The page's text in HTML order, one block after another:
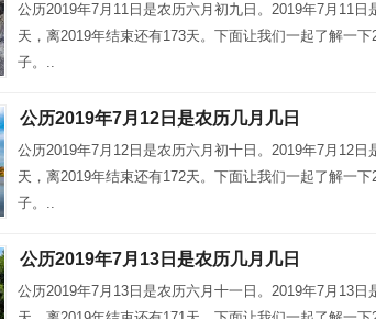
公历2019年7月11日是农历六月初九日。2019年7月11日
天，离2019年结束还有173天。下面让我们一起了解一下
子。..
公历2019年7月12日是农历几月几日
公历2019年7月12日是农历六月初十日。2019年7月12日
天，离2019年结束还有172天。下面让我们一起了解一下
子。..
公历2019年7月13日是农历几月几日
公历2019年7月13日是农历六月十一日。2019年7月13日